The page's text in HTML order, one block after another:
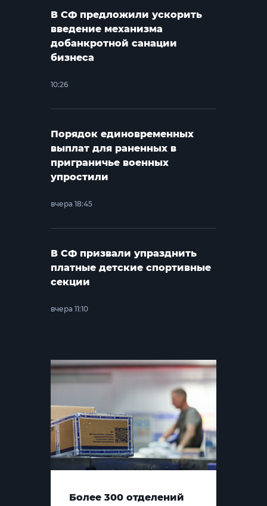
В СФ предложили ускорить
введение механизма
добанкротной санации
бизнеса
10:26
Порядок единовременных
выплат для раненных в
приграничье военных
упростили
вчера 18:45
В СФ призвали упразднить
платные детские спортивные
секции
вчера 11:10
Более 300 отделений